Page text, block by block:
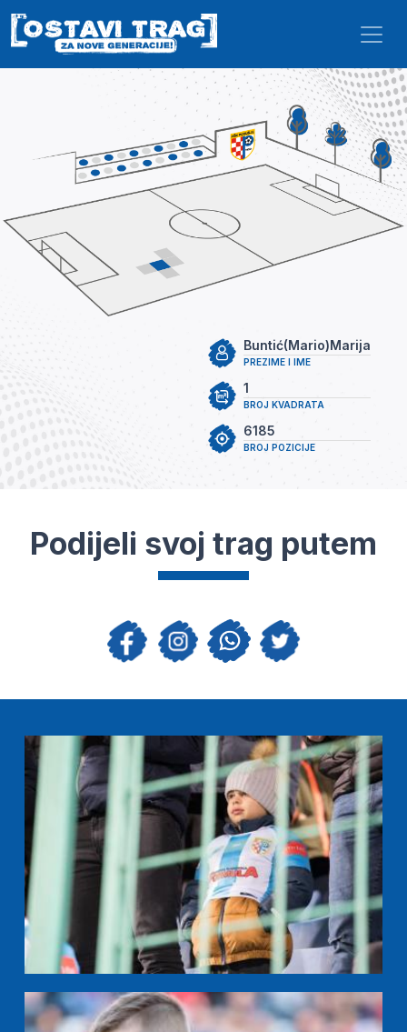
Skip to main content
PREZIME I IME
Buntić(Mario)Marija
BROJ KVADRATA
1
BROJ POZICIJE
6185
Podijeli svoj trag putem